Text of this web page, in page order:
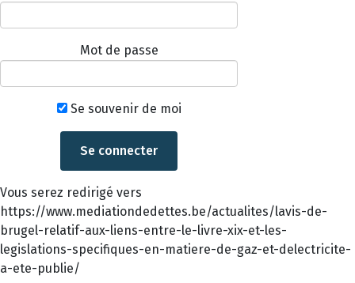
Mot de passe
Se souvenir de moi
Vous serez redirigé vers
https://www.mediationdedettes.be/actualites/lavis-de-
brugel-relatif-aux-liens-entre-le-livre-xix-et-les-
legislations-specifiques-en-matiere-de-gaz-et-delectricite-
a-ete-publie/